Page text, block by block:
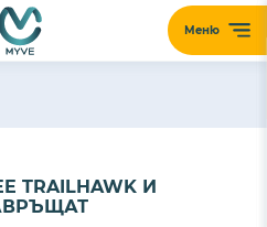
Меню
TRAILHAWK И